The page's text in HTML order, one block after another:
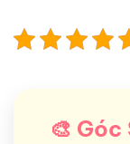
🎨